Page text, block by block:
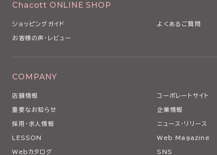
Chacott ONLINE SHOP
ショッピングガイド よくあるご質問
お客様の声・レビュー
COMPANY
店舗情報 コーポレートサイト
重要なお知らせ 企業情報
採用・求人情報 ニュース・リリース
LESSON Web Magazine
Webカタログ SNS